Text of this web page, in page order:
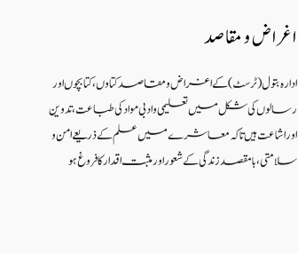
اغراض و مقاصد
ادارہ بتول (ٹرسٹ) کے اغراض و مقاصد کتاوں ، کتابچوں اور
رسالوں کی شکل میں تعلیمی و ادبی مواد کی طباعت، تدوین
اور اشاعت ہیں تاکہ معاشرے میں علم کے ذریعےامن و
سلامتی ، بامقصد زندگی کے شعوراورمثبت اقدار کا فروغ ہو